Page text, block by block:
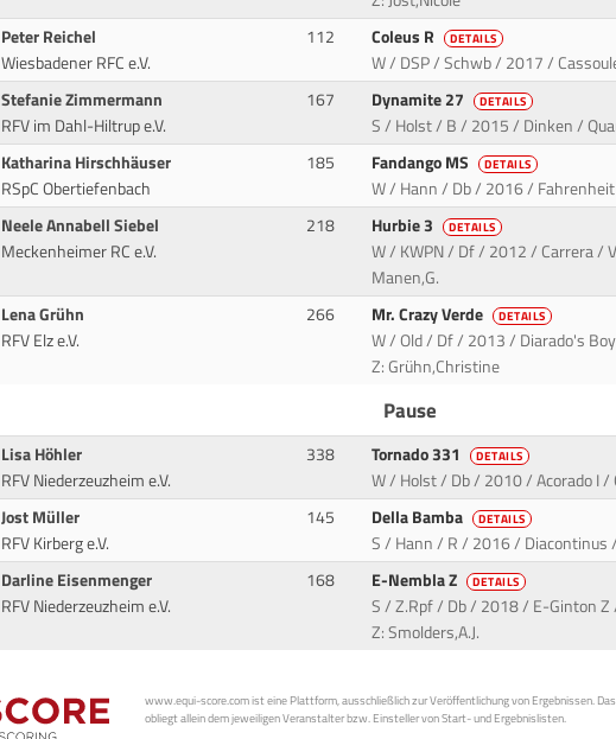
Peter Reichel
Wiesbadener RFC e.V.
112 Coleus R DETAILS
W / DSP / Schwb / 2017 /
Stefanie Zimmermann
RFV im Dahl-Hiltrup e.V.
167 Dynamite 27 DETAILS
S / Holst / B / 2015 / Dinken /
Katharina Hirschhäuser
RSpC Obertiefenbach
185 Fandango MS DETAILS
W / Hann / Db / 2016 /
Neele Annabell Siebel
Meckenheimer RC e.V.
218 Hurbie 3 DETAILS
W / KWPN / Df / 2012 / Carrera /
Manen,G.
Lena Grühn
RFV Elz e.V.
266 Mr. Crazy Verde DETAILS
W / Old / Df / 2013 / Diarado's
Z: Grühn,Christine
Pause
Lisa Höhler
RFV Niederzeuzheim e.V.
338 Tornado 331 DETAILS
W / Holst / Db / 2010 / Acorado I /
Jost Müller
RFV Kirberg e.V.
145 Della Bamba DETAILS
S / Hann / R / 2016 / Diacontinus
Darline Eisenmenger
RFV Niederzeuzheim e.V.
168 E-Nembla Z DETAILS
S / Z.Rpf / Db / 2018 / E-Ginton
Z: Smolders,A.J.
www.equi-score.com ist eine Plattform, ausschließlich zur Veröffentlichung von Ergebnissen.
obliegt allein dem jeweiligen Veranstalter bzw. Einsteller von Start- und Ergebnislisten.